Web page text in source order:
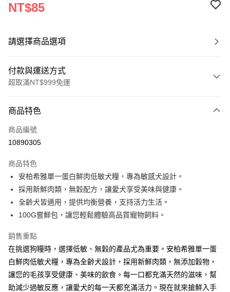
NT$85
請選擇商品選項
付款與運送方式
超取滿NT$999免運
信用卡一次付款
信用卡分期付款
合作金庫商業銀行
華南商業銀行
彰化商業銀行
上海商業儲蓄銀行
台北富邦商業銀行
國泰世華商業銀行
兆豐國際商業銀行
臺灣中小企業銀行
台中商業銀行
聯邦商業銀行
元大商業銀行
永豐商業銀行
台新國際商業銀行
中國信託商業銀行
台灣樂天信用卡公司
超商取貨付款
LINE Pay
Apple Pay
悠遊付
Google Pay
全盈+PAY
商品特色
商品編號
10890305
商品特色
安柏希雅單一蛋白鮮肉低敏犬糧，專為敏感犬設計。
採用新鮮肉類，無穀配方，讓愛犬享受美味與健康。
全齡犬皆適用，提供均衡營養，支持活力生活。
100G嘗鮮包，讓您輕鬆體驗高品質寵物飼料。
銷售重點
在挑選狗糧時，選擇低敏、無穀的產品尤為重要。安柏希雅單一蛋
白鮮肉低敏犬糧，專為全齡犬設計，採用新鮮肉類，無添加穀物，
讓您的毛孩享受健康、美味的飲食。每一口都充滿天然的滋味，幫
助減少過敏反應，讓愛犬的每一天都充滿活力。現在就來搶鮮入手